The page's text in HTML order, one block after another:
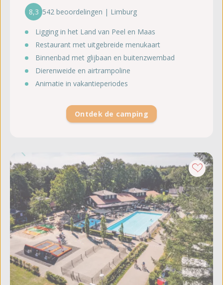
8,3 542 beoordelingen | Limburg
Ligging in het Land van Peel en Maas
Restaurant met uitgebreide menukaart
Binnenbad met glijbaan en buitenzwembad
Dierenweide en airtrampoline
Animatie in vakantieperiodes
Ontdek de camping